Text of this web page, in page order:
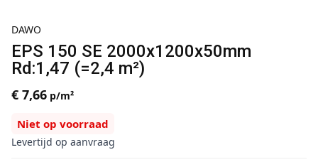
DAWO
EPS 150 SE 2000x1200x50mm
Rd:1,47 (=2,4 m²)
€ 7,66 p/m²
Niet op voorraad
Levertijd op aanvraag